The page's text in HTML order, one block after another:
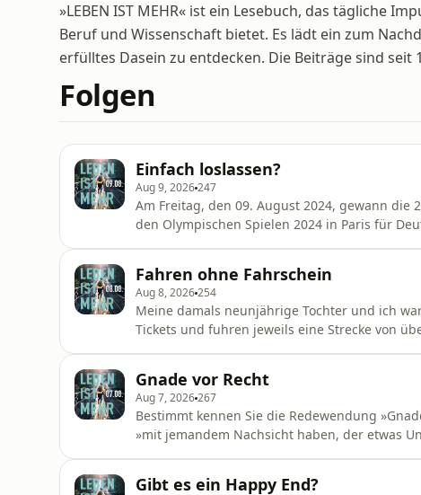
»LEBEN IST MEHR« ist ein Lesebuch, das tägliche
Beruf und Wissenschaft bietet. Es lädt ein zum
erfülltes Dasein zu entdecken. Die Beiträge sind seit
Folgen
Einfach loslassen?
Aug 9, 2026247
Am Freitag, den 09. August 2024, gewann die
den Olympischen Spielen 2024 in Paris für
somit ihre Konkurrentin,
Fahren ohne Fahrschein
Aug 8, 2026254
Meine damals neunjährige Tochter und ich
Tickets und fuhren jeweils eine Strecke von
kontrolliert.«Klingt eigentlich ganz logis
Gnade vor Recht
Aug 7, 2026267
Bestimmt kennen Sie die Redewendung
»mit jemandem Nachsicht haben, der etwas
lächelnd ab. Er lässt
Gibt es ein Happy End?